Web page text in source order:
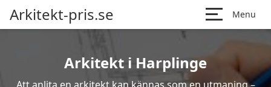
Arkitekt-pris.se Menu
Arkitekt i Harplinge